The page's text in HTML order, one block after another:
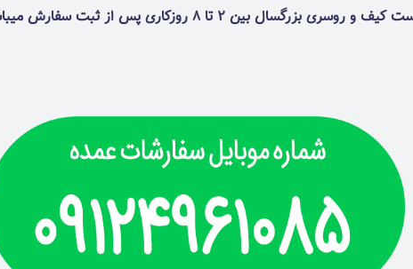
بین 2 تا 8 روزکاری پس از ثبت سفارش میباشد.